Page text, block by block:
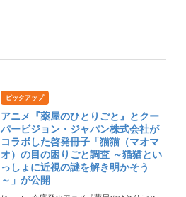
ピックアップ
アニメ『薬屋のひとりごと』とクー
パービジョン・ジャパン株式会社が
コラボした啓発冊子「猫猫（マオマ
オ）の目の困りごと調査 ～猫猫とい
っしょに近視の謎を解き明かそう
～」が公開